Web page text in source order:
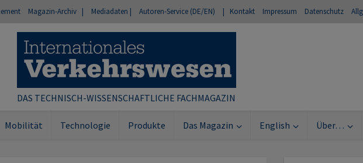
Magazin-Archiv | Mediadaten | Autoren-Service (DE/EN) | Kontakt Impressum Datenschutz
DAS TECHNISCH-WISSENSCHAFTLICHE FACHMAGAZIN
Mobilität Technologie Produkte Das Magazin English Über…